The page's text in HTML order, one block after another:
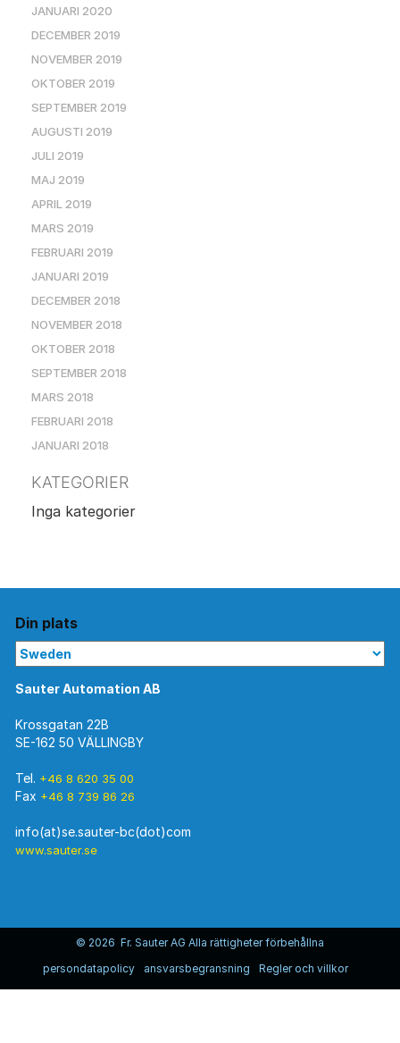
JANUARI 2020
DECEMBER 2019
NOVEMBER 2019
OKTOBER 2019
SEPTEMBER 2019
AUGUSTI 2019
JULI 2019
MAJ 2019
APRIL 2019
MARS 2019
FEBRUARI 2019
JANUARI 2019
DECEMBER 2018
NOVEMBER 2018
OKTOBER 2018
SEPTEMBER 2018
MARS 2018
FEBRUARI 2018
JANUARI 2018
KATEGORIER
Inga kategorier
Din plats
Sauter Automation AB
Krossgatan 22B
SE-162 50 VÄLLINGBY
Tel. +46 8 620 35 00
Fax +46 8 739 86 26
www.sauter.se
© 2026 Fr. Sauter AG Alla rättigheter förbehållna
persondatapolicy
ansvarsbegransning Regler och villkor